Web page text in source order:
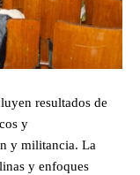
resultados de
y
y militancia. La
y enfoques